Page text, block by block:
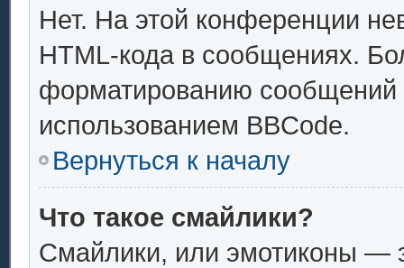
Нет. На этой конференции
HTML-кода в сообщениях.
форматированию сообщений
использованием BBCode.
Вернуться к началу
Что такое смайлики?
Смайлики, или эмотиконы —